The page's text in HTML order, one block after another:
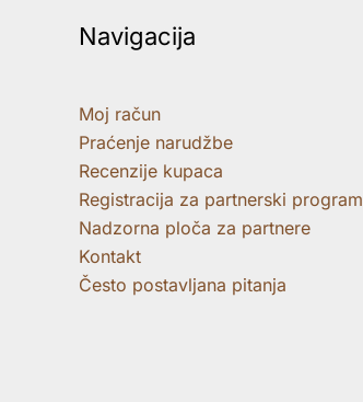
Navigacija
Moj račun
Praćenje narudžbe
Recenzije kupaca
Registracija za partnerski program
Nadzorna ploča za partnere
Kontakt
Često postavljana pitanja